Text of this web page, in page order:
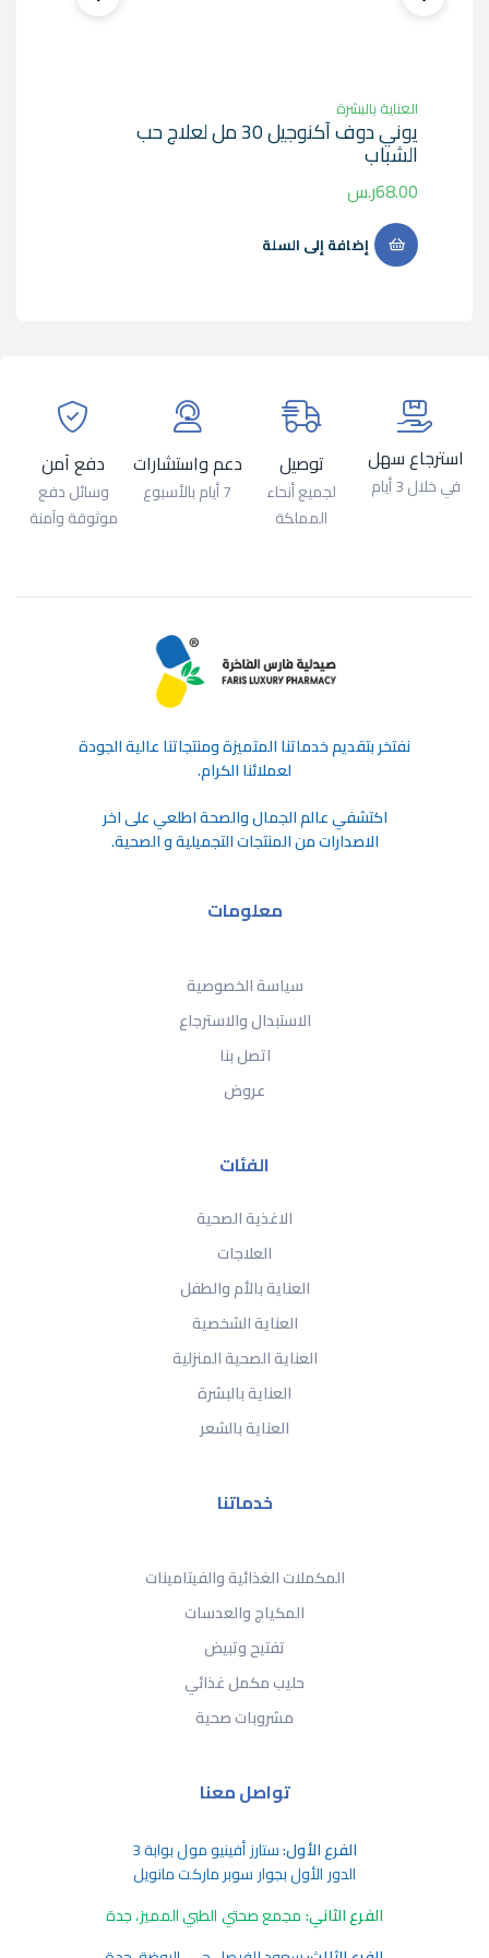
العناية بالبشرة
يوني دوف آكنوجيل 30 مل لعلاج حب
الشباب
68.00ر.س
إضافة إلى السلة
استرجاع سهل
في خلال 3 أيام
توصيل
لجميع أنحاء
المملكة
دعم واستشارات
7 أيام بالأسبوع
دفع آمن
وسائل دفع
موثوقة وآمنة
ﻧﻔﺘﺨﺮ ﺑﺘﻘﺪﻳﻢ ﺧﺪﻣﺎﺗﻨﺎ اﻟﻤﺘﻤﻴﺰة وﻣﻨﺘﺠﺎﺗﻨﺎ ﻋﺎﻟﻴﺔ اﻟﺠﻮدة
ﻟﻌﻤﻼﺋﻨﺎ اﻟﻜﺮام.
اكتشفي عالم الجمال والصحة اطلعي على اخر
الاصدارات من المنتجات التجميلية و الصحية.
معلومات
سياسة الخصوصية
الاستبدال والاسترجاع
اتصل بنا
عروض
الفئات
الاغذية الصحية
العلاجات
العناية بالأم والطفل
العناية الشخصية
العناية الصحية المنزلية
العناية بالبشرة
العناية بالشعر
خدماتنا
المكملات الغذائية والفيتامينات
المكياج والعدسات
تفتيح وتبيض
حليب مكمل غذائي
مشروبات صحية
تواصل معنا
الفرع الأول:ستارز أفينيو مول بوابة 3
الدور الأول بجوار سوبر ماركت مانويل
الفرع الثاني:مجمع صحتي الطبي المميز، جدة